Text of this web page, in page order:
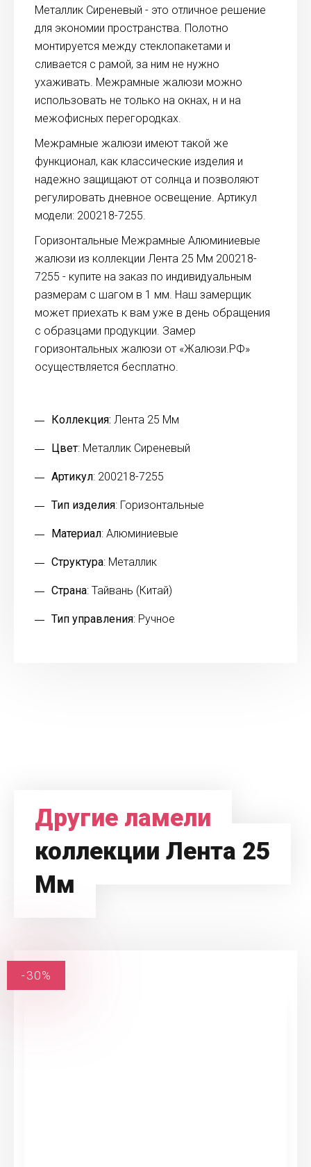
Металлик Сиреневый - это отличное решение
для экономии пространства. Полотно
монтируется между стеклопакетами и
сливается с рамой, за ним не нужно
ухаживать. Межрамные жалюзи можно
использовать не только на окнах, н и на
межофисных перегородках.
Межрамные жалюзи имеют такой же
функционал, как классические изделия и
надежно защищают от солнца и позволяют
регулировать дневное освещение. Артикул
модели: 200218-7255.
Горизонтальные Межрамные Алюминиевые
жалюзи из коллекции Лента 25 Мм 200218-
7255 - купите на заказ по индивидуальным
размерам с шагом в 1 мм. Наш замерщик
может приехать к вам уже в день обращения
с образцами продукции. Замер
горизонтальных жалюзи от «Жалюзи.РФ»
осуществляется бесплатно.
Коллекция: Лента 25 Мм
Цвет: Металлик Сиреневый
Артикул: 200218-7255
Тип изделия: Горизонтальные
Материал: Алюминиевые
Структура: Металлик
Страна: Тайвань (Китай)
Тип управления: Ручное
Другие ламели
коллекции Лента 25
Мм
-30%